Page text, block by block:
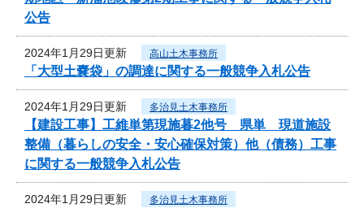
公告
2024年1月29日更新 高山土木事務所
「大型土嚢袋」の調達に関する一般競争入札公告
2024年1月29日更新 多治見土木事務所
【建設工事】工維単第現施暮2他号 県単 現道施設
整備（暮らしの安全・安心確保対策）他（債務）工事
に関する一般競争入札公告
2024年1月29日更新 多治見土木事務所